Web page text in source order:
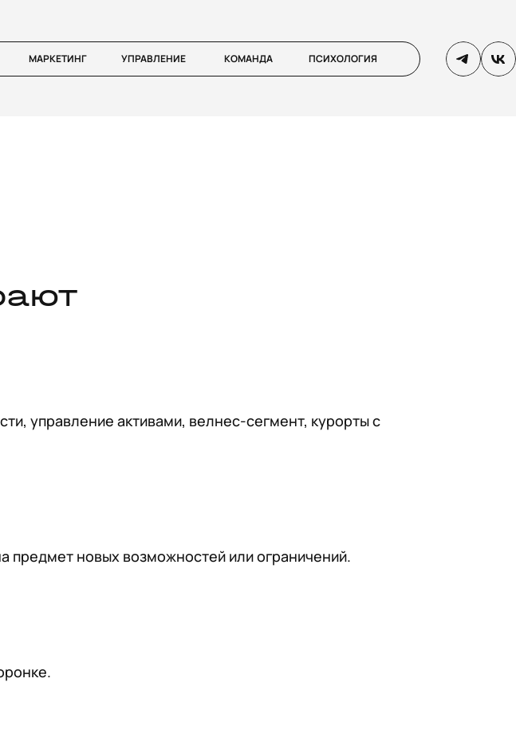
МАРКЕТИНГ УПРАВЛЕНИЕ КОМАНДА ПСИХОЛОГИЯ
управление активами, велнес-сегмент, курорты с
предмет новых возможностей или ограничений.